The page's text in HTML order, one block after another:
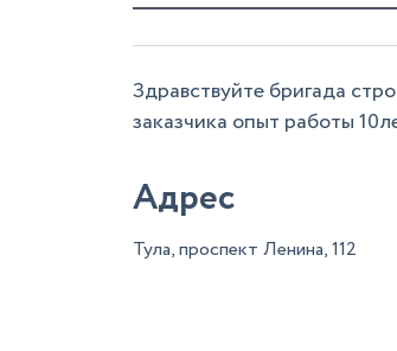
Здравствуйте бригада
заказчика опыт работы
Адрес
Тула, проспект Ленина, 112